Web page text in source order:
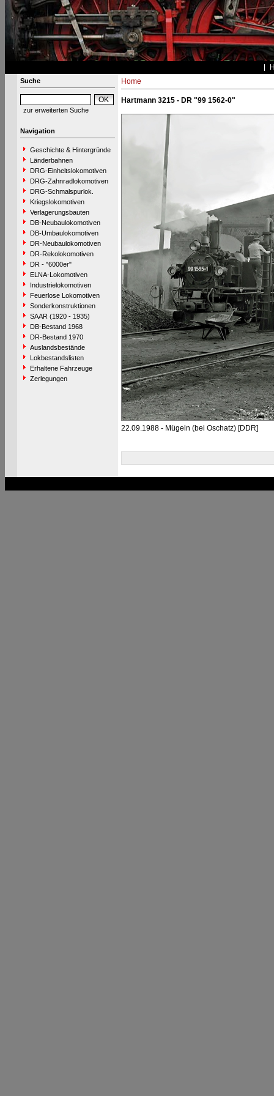
Suche
zur erweiterten Suche
Navigation
Geschichte & Hintergründe
Länderbahnen
DRG-Einheitslokomotiven
DRG-Zahnradlokomotiven
DRG-Schmalspurlok.
Kriegslokomotiven
Verlagerungsbauten
DB-Neubaulokomotiven
DB-Umbaulokomotiven
DR-Neubaulokomotiven
DR-Rekolokomotiven
DR - "6000er"
ELNA-Lokomotiven
Industrielokomotiven
Feuerlose Lokomotiven
Sonderkonstruktionen
SAAR (1920 - 1935)
DB-Bestand 1968
DR-Bestand 1970
Auslandsbestände
Lokbestandslisten
Erhaltene Fahrzeuge
Zerlegungen
Home
Hartmann 3215 - DR "99 1562-0"
22.09.1988 - Mügeln (bei Oschatz) [DDR]